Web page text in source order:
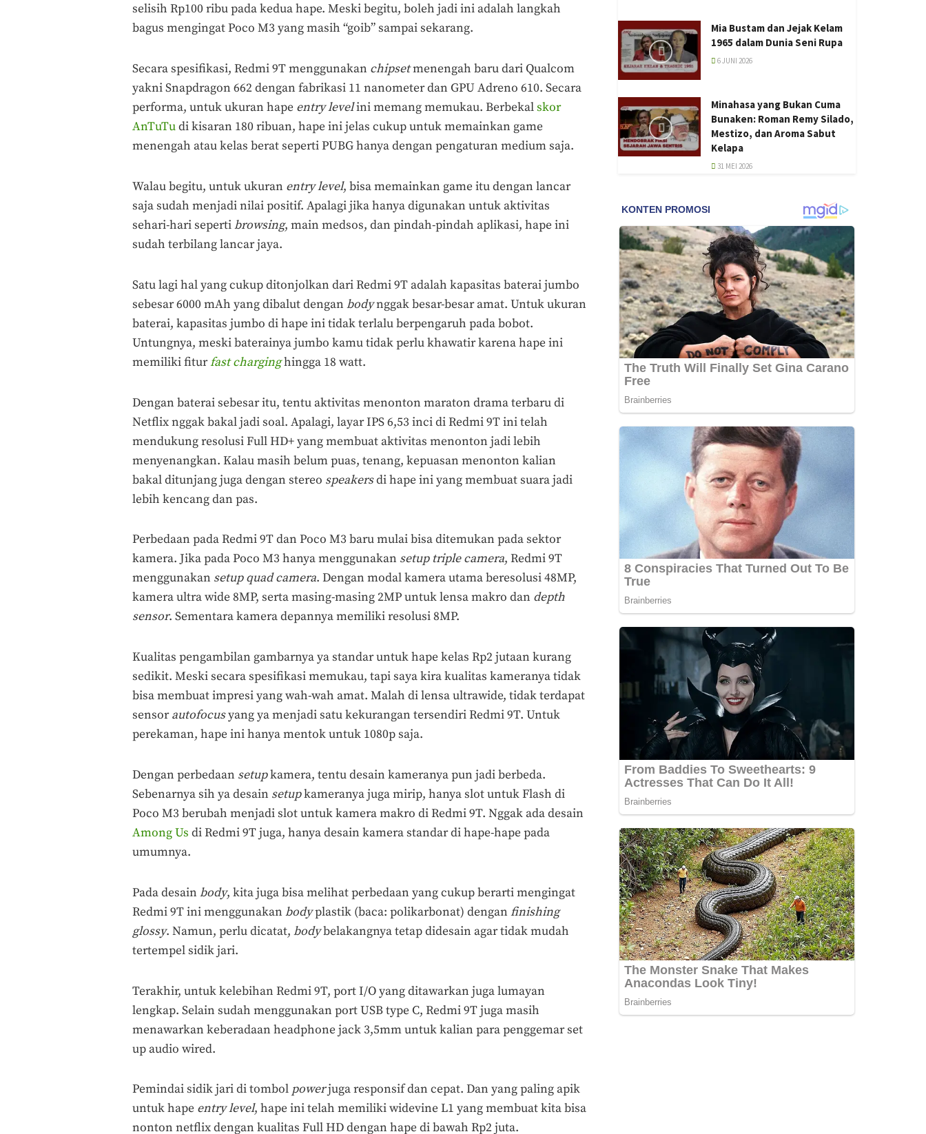
selisih Rp100 ribu pada kedua hape. Meski begitu, boleh jadi ini adalah langkah
bagus mengingat Poco M3 yang masih “goib” sampai sekarang.
Secara spesifikasi, Redmi 9T menggunakan chipsetmenengah baru dari Qualcom
yakni Snapdragon 662 dengan fabrikasi 11 nanometer dan GPU Adreno 610. Secara
performa, untuk ukuran hape entry levelini memang memukau. Berbekalskor
AnTuTudi kisaran 180 ribuan, hape ini jelas cukup untuk memainkan game
menengah atau kelas berat seperti PUBG hanya dengan pengaturan medium saja.
Walau begitu, untuk ukuran entry level, bisa memainkan game itu dengan lancar
saja sudah menjadi nilai positif. Apalagi jika hanya digunakan untuk aktivitas
sehari-hari sepertibrowsing, main medsos, dan pindah-pindah aplikasi, hape ini
sudah terbilang lancar jaya.
Satu lagi hal yang cukup ditonjolkan dari Redmi 9T adalah kapasitas baterai jumbo
sebesar 6000 mAh yang dibalut dengan bodynggak besar-besar amat. Untuk ukuran
baterai, kapasitas jumbo di hape ini tidak terlalu berpengaruh pada bobot.
Untungnya, meski baterainya jumbo kamu tidak perlu khawatir karena hape ini
memiliki fiturfast charginghingga 18 watt.
Dengan baterai sebesar itu, tentu aktivitas menonton maraton drama terbaru di
Netflix nggak bakal jadi soal. Apalagi, layar IPS 6,53 inci di Redmi 9T ini telah
mendukung resolusi Full HD+ yang membuat aktivitas menonton jadi lebih
menyenangkan. Kalau masih belum puas, tenang, kepuasan menonton kalian
bakal ditunjang juga dengan stereo speakersdi hape ini yang membuat suara jadi
lebih kencang dan pas.
Perbedaan pada Redmi 9T dan Poco M3 baru mulai bisa ditemukan pada sektor
kamera. Jika pada Poco M3 hanya menggunakan setup triple camera, Redmi 9T
menggunakan setup quad camera. Dengan modal kamera utama beresolusi 48MP,
kamera ultra wide 8MP, serta masing-masing 2MP untuk lensa makro dan depth
sensor. Sementara kamera depannya memiliki resolusi 8MP.
Kualitas pengambilan gambarnya ya standar untuk hape kelas Rp2 jutaan kurang
sedikit. Meski secara spesifikasi memukau, tapi saya kira kualitas kameranya tidak
bisa membuat impresi yang wah-wah amat. Malah di lensa ultrawide, tidak terdapat
sensorautofocusyang ya menjadi satu kekurangan tersendiri Redmi 9T. Untuk
perekaman, hape ini hanya mentok untuk 1080p saja.
Dengan perbedaan setupkamera, tentu desain kameranya pun jadi berbeda.
Sebenarnya sih ya desain setupkameranya juga mirip, hanya slot untuk Flash di
Poco M3 berubah menjadi slot untuk kamera makro di Redmi 9T. Nggak ada desain
Among Us di Redmi 9T juga, hanya desain kamera standar di hape-hape pada
umumnya.
Pada desain body, kita juga bisa melihat perbedaan yang cukup berarti mengingat
Redmi 9T ini menggunakan bodyplastik (baca: polikarbonat) dengan finishing
glossy. Namun, perlu dicatat, bodybelakangnya tetap didesain agar tidak mudah
tertempel sidik jari.
Terakhir, untuk kelebihan Redmi 9T, port I/O yang ditawarkan juga lumayan
lengkap. Selain sudah menggunakan port USB type C, Redmi 9T juga masih
menawarkan keberadaan headphone jack 3,5mm untuk kalian para penggemar set
up audio wired.
Pemindai sidik jari di tombol powerjuga responsif dan cepat. Dan yang paling apik
untuk hape entry level, hape ini telah memiliki widevine L1 yang membuat kita bisa
nonton netflix dengan kualitas Full HD dengan hape di bawah Rp2 juta.
Mia Bustam dan Jejak Kelam
1965 dalam Dunia Seni Rupa
6 JUNI 2026
Minahasa yang Bukan Cuma
Bunaken: Roman Remy Silado,
Mestizo, dan Aroma Sabut
Kelapa
31 MEI 2026